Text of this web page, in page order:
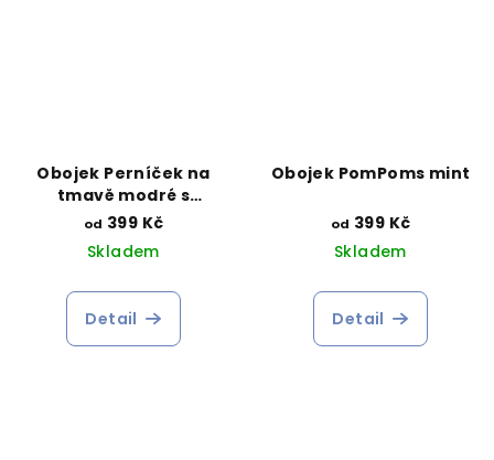
Obojek Perníček na
tmavě modré s
čepičkou
od 399 Kč
Skladem
Detail
Obojek PomPoms mint
od 399 Kč
Skladem
Detail